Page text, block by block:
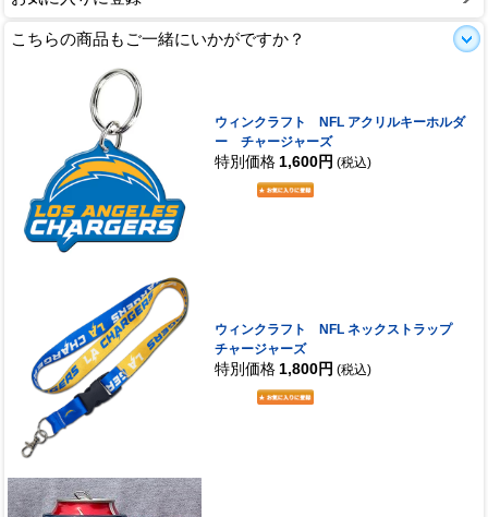
こちらの商品もご一緒にいかがですか？
ウィンクラフト NFL アクリルキーホルダ
ー チャージャーズ
特別価格 1,600円 (税込)
ウィンクラフト NFL ネックストラップ
チャージャーズ
特別価格 1,800円 (税込)